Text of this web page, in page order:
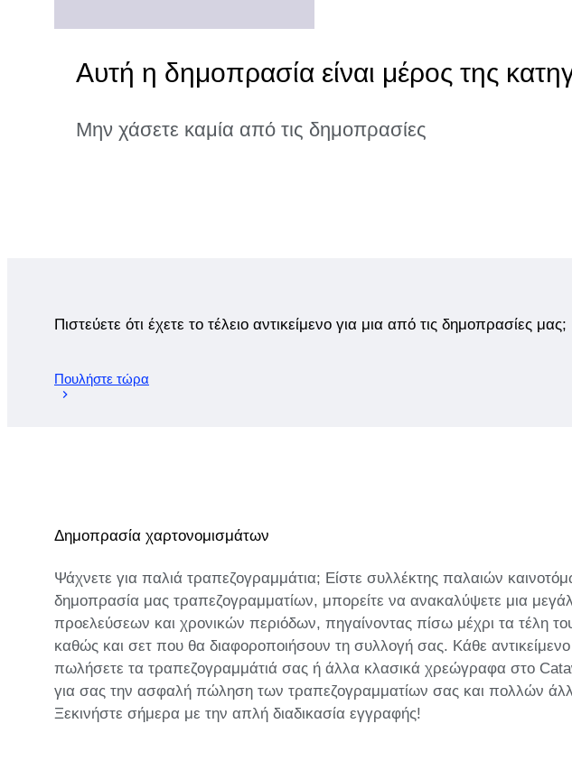
Αυτή η δημοπρασία είναι μέρος της
Μην χάσετε καμία από τις δημοπρασίες
Πιστεύετε ότι έχετε το τέλειο αντικείμενο για μια από τις δημοπρασίες μας;
Πουλήστε τώρα
Δημοπρασία χαρτονομισμάτων
Ψάχνετε για παλιά τραπεζογραμμάτια; Είστε συλλέκτης παλαιών
δημοπρασία μας τραπεζογραμματίων, μπορείτε να ανακαλύψετε μια
προελεύσεων και χρονικών περιόδων, πηγαίνοντας πίσω μέχρι τα τέλη
καθώς και σετ που θα διαφοροποιήσουν τη συλλογή σας. Κάθε
πωλήσετε τα τραπεζογραμμάτιά σας ή άλλα κλασικά χρεώγραφα στο
για σας την ασφαλή πώληση των τραπεζογραμματίων σας και πολλών
Ξεκινήστε σήμερα με την απλή διαδικασία εγγραφής!